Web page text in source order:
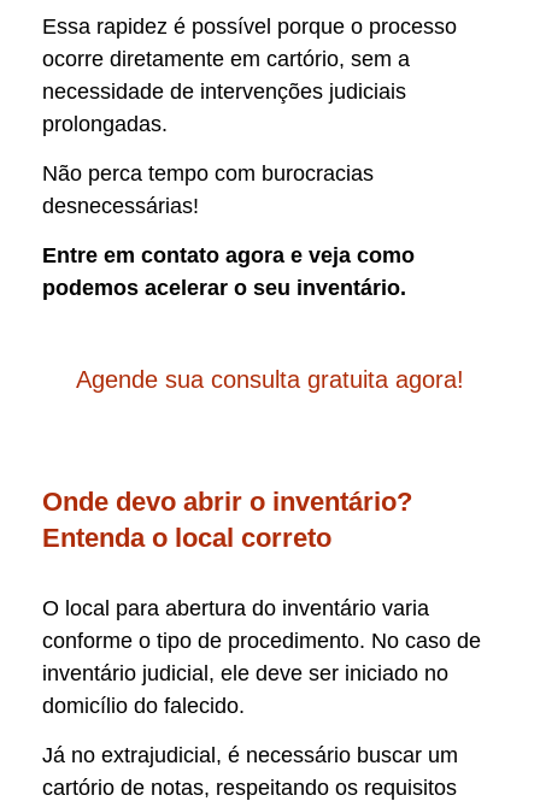
Essa rapidez é possível porque o processo
ocorre diretamente em cartório, sem a
necessidade de intervenções judiciais
prolongadas.
Não perca tempo com burocracias
desnecessárias!
Entre em contato agora e veja como
podemos acelerar o seu inventário.
Agende sua consulta gratuita agora!
Onde devo abrir o inventário?
Entenda o local correto
O local para abertura do inventário varia
conforme o tipo de procedimento. No caso de
inventário judicial, ele deve ser iniciado no
domicílio do falecido.
Já no extrajudicial, é necessário buscar um
cartório de notas, respeitando os requisitos